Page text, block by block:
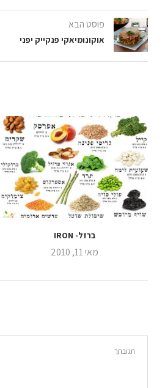
פוסט הבא
אוקונומיאקי פנקייק יפני
ברזל- IRON
מאי 11, 2010